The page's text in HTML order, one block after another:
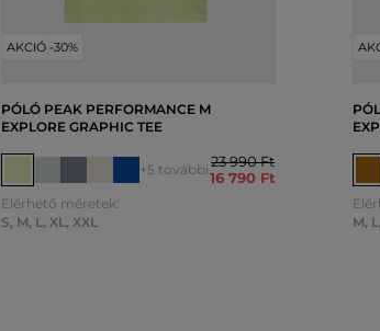
AKCIÓ -30%
PÓLÓ PEAK PERFORMANCE M
EXPLORE GRAPHIC TEE
+5 további 23 990 Ft
16 790 Ft
Elérhető méretek:
S, M, L, XL, XXL
M, L,